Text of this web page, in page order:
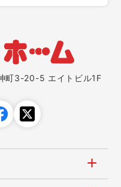
町3-20-5 エイトビル1F